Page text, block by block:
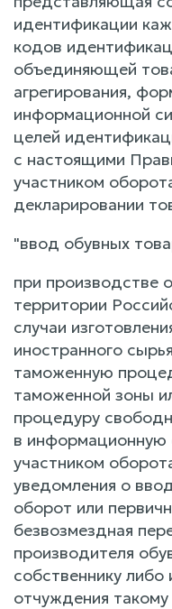
идентификации
кодов
объединяющей
агрегирования,
информационной
целей
с настоящими
участником
декларировании
"ввод обувных
при производстве
территории
случаи
иностранного
таможенную
таможенной зоны
процедуру
в информационную
участником
уведомления о
оборот или
безвозмездная
производителя
собственнику либо
отчуждения